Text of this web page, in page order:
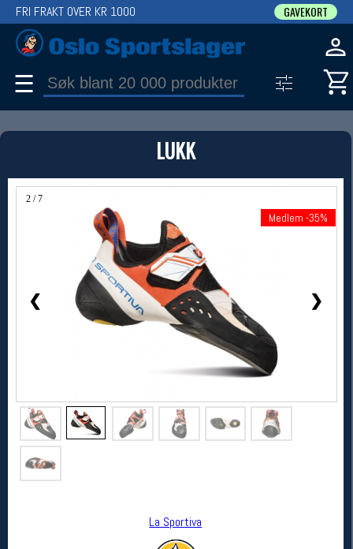
LUKK
2 / 7
❮ ❯
Medlem -35%
La Sportiva
FRI FRAKT OVER KR 1000 GAVEKORT
☰
PRODUKT
Produkter (1)
Bruk filter til å spisse søket